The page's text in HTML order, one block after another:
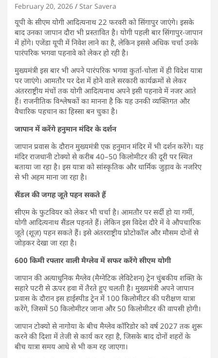
February 20, 2026 Star Savera
यूपी के सीएम योगी आदित्यनाथ 22 फरवरी को सिंगापुर जाएंगे। इसके
बाद उनका जापान दौरा भी प्रस्तावित है। योगी पहली बार सिंगापुर-जापान
में होंगे। एजेंडा यूपी में निवेश लाने का है, लेकिन इससे अधिक चर्चा उनके
पारंपरिक भगवा पहनावे को लेकर हो रही है।
मुख्यमंत्री इस बार भी अपने पारंपरिक भगवा कुर्ता-चोला में ही विदेश यात्रा
पर जाएंगे। आमतौर पर देश में होने वाले सरकारी कार्यक्रमों से लेकर
अंतरराष्ट्रीय मंचों तक योगी आदित्यनाथ अपने इसी पहनावे में नजर आते
हैं। राजनीतिक विश्लेषकों का मानना है कि यह उनकी व्यक्तिगत और
वैचारिक पहचान का हिस्सा बन चुका है।
जापान में करेंगे हनुमान मंदिर के दर्शन
जापान प्रवास के दौरान मुख्यमंत्री एक हनुमान मंदिर में भी दर्शन करेंगे। यह
मंदिर राजधानी टोक्यो से करीब 40–50 किलोमीटर की दूरी पर स्थित
बताया जा रहा है। इस यात्रा को सांस्कृतिक और धार्मिक जुड़ाव के नजरिए
से भी अहम माना जा रहा है।
सैंडल की जगह जूते पहन सकते हैं
सीएम के फुटवियर को लेकर भी चर्चा है। आमतौर पर सर्दी हो या गर्मी,
योगी आदित्यनाथ सैंडल पहनते हैं। लेकिन इस विदेश दौरे में वे औपचारिक
जूते (शूज़) पहन सकते हैं। इसे अंतरराष्ट्रीय प्रोटोकॉल और मौसम दोनों से
जोड़कर देखा जा रहा है।
600 किमी रफ्तार वाली मैग्लेव में सफर करेंगे सीएम योगी
जापान की अत्याधुनिक मैग्लेव (मैग्नेटिक लेविटेशन) ट्रेन चुंबकीय शक्ति के
सहारे पटरी से ऊपर हवा में तैरते हुए चलती है। मुख्यमंत्री अपने जापान
प्रवास के दौरान इस हाईस्पीड ट्रेन में 100 किलोमीटर की परीक्षण यात्रा
करेंगे, जिसमें 50 किलोमीटर जाना और 50 किलोमीटर की वापसी होगी।
जापान टोक्यो से नागोया के बीच मैग्लेव कॉरिडोर को वर्ष 2027 तक शुरू
करने की दिशा में तेजी से कार्य कर रहा है, जिसके बाद दोनों शहरों के
बीच यात्रा समय आधे से भी कम रह जाएगा।